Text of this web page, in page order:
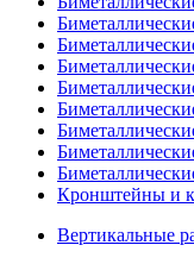
Кронштейны и
Вертикальные